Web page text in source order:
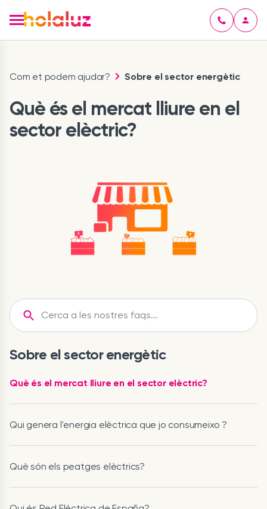
Com et podem ajudar? Sobre el sector energètic
Què és el mercat lliure en el
sector elèctric?
Sobre el sector energètic
Què és el mercat lliure en el sector elèctric?
Qui genera l'energia elèctrica que jo consumeixo ?
Què són els peatges elèctrics?